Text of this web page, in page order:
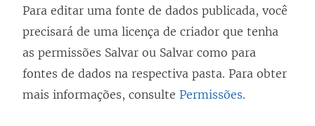
Para editar uma fonte de dados publicada, você
precisará de uma licença de criador que tenha
as permissões Salvar ou Salvar como para
fontes de dados na respectiva pasta. Para obter
mais informações, consulte Permissões.